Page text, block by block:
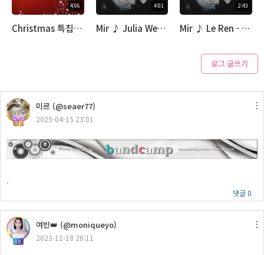
4:06
Christmas 특집 방송 ... Mir ♪ You Are My Sunshine
4:01
Mir ♪ Julia Westlin - Unintended
2:43
Mir ♪ Le Ren - Love Can't Be The Only Reason To Stay
10월1일 한가위 특집 방송 ... Mir ♪ Peter Bradley Adams - I Cannot Settle Down
로그 글쓰기
91
미르 (@seaer77)
2025-04-15 23:01
.
댓글 0
88
여빈👑 (@moniqueyo)
2023-11-18 20:11